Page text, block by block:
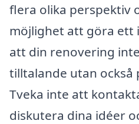
flera olika perspektiv
möjlighet att göra ett
att din renovering
tilltalande utan också
Tveka inte att
diskutera dina idéer